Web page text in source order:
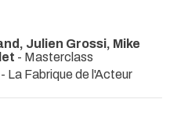
Julien Grossi, Mike
- Masterclass
- La Fabrique de l'Acteur